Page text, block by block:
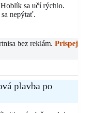
sa učí rýchlo.
nepýtať.
bez reklám. Prispej
plavba po